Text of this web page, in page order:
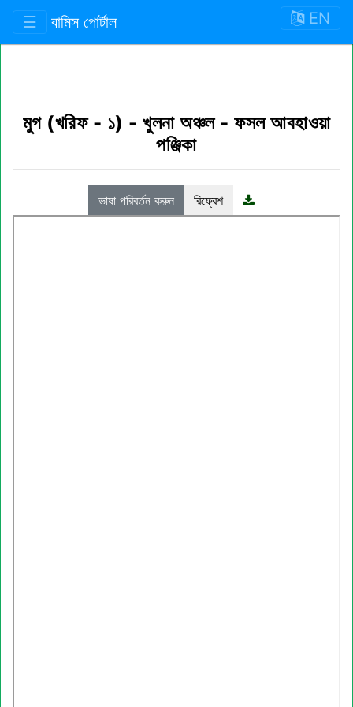
☰ বামিস পোর্টাল EN
মুগ (খরিফ - ১) - খুলনা অঞ্চল- ফসল আবহাওয়া
পঞ্জিকা
ভাষা পরিবর্তন করুন রিফ্রেশ